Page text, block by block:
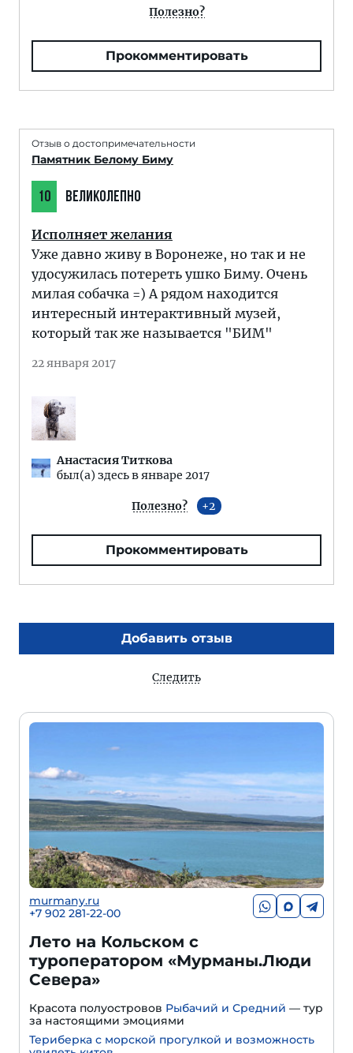
Полезно?
Прокомментировать
Отзыв о достопримечательности
Памятник Белому Биму
10 ВЕЛИКОЛЕПНО
Исполняет желания
Уже давно живу в Воронеже, но так и не
удосужилась потереть ушко Биму. Очень
милая собачка =) А рядом находится
интересный интерактивный музей,
который так же называется "БИМ"
22 января 2017
Анастасия Титкова
был(а) здесь в январе 2017
Полезно? 2
Прокомментировать
Добавить отзыв
Следить
murmany.ru
+7 902 281-22-00
Лето на Кольском с
туроператором «Мурманы.Люди
Севера»
Красота полуостровов Рыбачий и Средний — тур
за настоящими эмоциями
Териберка с морской прогулкой и возможность